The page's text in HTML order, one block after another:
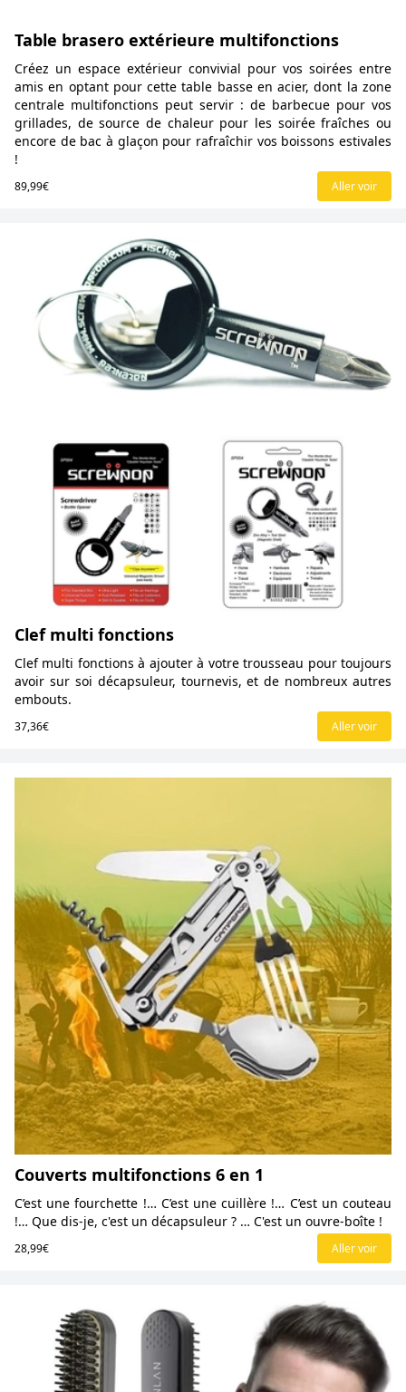
Table brasero extérieure multifonctions
Créez un espace extérieur convivial pour vos soirées entre
amis en optant pour cette table basse en acier, dont la zone
centrale multifonctions peut servir : de barbecue pour vos
grillades, de source de chaleur pour les soirée fraîches ou
encore de bac à glaçon pour rafraîchir vos boissons estivales
!
89,99€ Aller voir
Clef multi fonctions
Clef multi fonctions à ajouter à votre trousseau pour toujours
avoir sur soi décapsuleur, tournevis, et de nombreux autres
embouts.
37,36€ Aller voir
Couverts multifonctions 6 en 1
C’est une fourchette !… C’est une cuillère !… C’est un couteau
!… Que dis-je, c'est un décapsuleur ? … C'est un ouvre-boîte !
28,99€ Aller voir